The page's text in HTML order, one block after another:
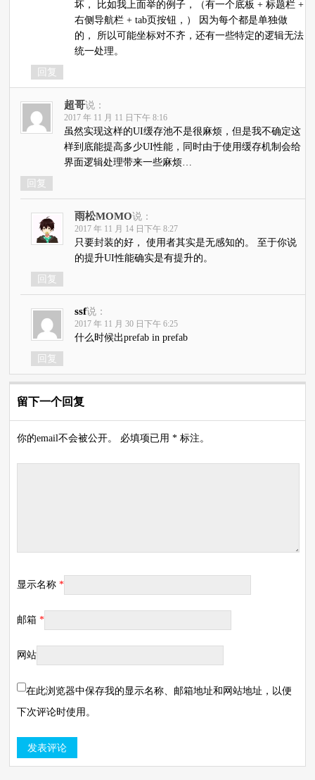
坏， 比如我上面举的例子，（有一个底板 + 标题栏 +
右侧导航栏 + tab页按钮，） 因为每个都是单独做
的， 所以可能坐标对不齐，还有一些特定的逻辑无法
统一处理。
回复
超哥说：
2017 年 11 月 11 日下午 8:16
虽然实现这样的UI缓存池不是很麻烦，但是我不确定这
样到底能提高多少UI性能，同时由于使用缓存机制会给
界面逻辑处理带来一些麻烦…
回复
雨松MOMO说：
2017 年 11 月 14 日下午 8:27
只要封装的好， 使用者其实是无感知的。 至于你说
的提升UI性能确实是有提升的。
回复
ssf说：
2017 年 11 月 30 日下午 6:25
什么时候出prefab in prefab
回复
留下一个回复
你的email不会被公开。 必填项已用 * 标注。
显示名称*
邮箱*
网站
在此浏览器中保存我的显示名称、邮箱地址和网站地址，以便
下次评论时使用。